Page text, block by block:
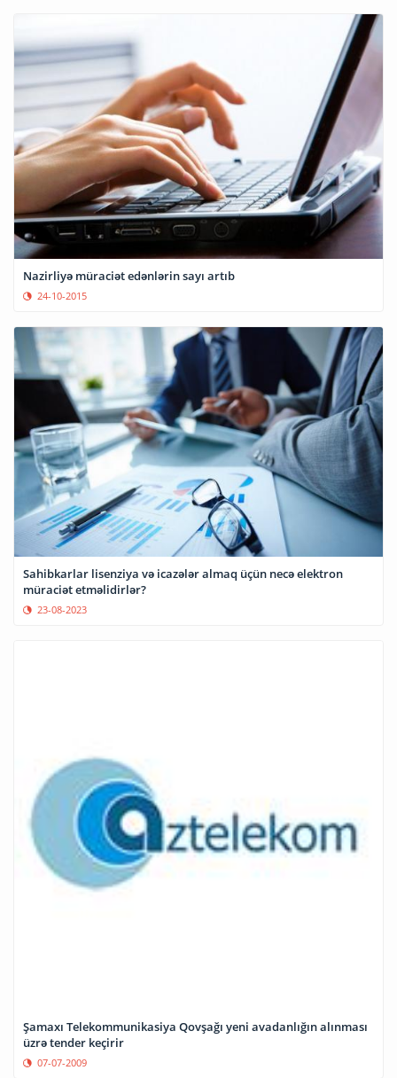
Nazirliyə müraciət edənlərin sayı artıb
24-10-2015
Sahibkarlar lisenziya və icazələr almaq üçün necə elektron
müraciət etməlidirlər?
23-08-2023
Şamaxı Telekommunikasiya Qovşağı yeni avadanlığın alınması
üzrə tender keçirir
07-07-2009